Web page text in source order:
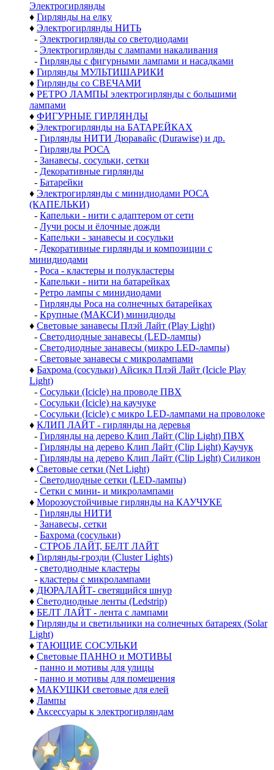
Электро­гирлянды
♦ Гирлянды на елку
♦ Электрогирлянды НИТЬ
- Электрогирлянды со светодиодами
- Электрогирлянды с лампами накаливания
- Гирлянды с фигурными лампами и насадками
♦ Гирлянды МУЛЬТИШАРИКИ
♦ Гирлянды со СВЕЧАМИ
♦ РЕТРО ЛАМПЫ электрогирлянды с большими
лампами
♦ ФИГУРНЫЕ ГИРЛЯНДЫ
♦ Электрогирлянды на БАТАРЕЙКАХ
- Гирлянды НИТИ Дюравайс (Durawise) и др.
- Гирлянды РОСА
- Занавесы, сосульки, сетки
- Декоративные гирлянды
- Батарейки
♦ Электрогирлянды с минидиодами РОСА
(КАПЕЛЬКИ)
- Капельки - нити с адаптером от сети
- Лучи росы и ёлочные дожди
- Капельки - занавесы и сосульки
- Декоративные гирлянды и композиции с
минидиодами
- Роса - кластеры и полукластеры
- Капельки - нити на батарейках
- Ретро лампы с минидиодами
- Гирлянды Роса на солнечных батарейках
- Крупные (МАКСИ) минидиоды
♦ Световые занавесы Плэй Лайт (Play Light)
- Светодиодные занавесы (LED-лампы)
- Светодиодные занавесы (микро LED-лампы)
- Световые занавесы с микролампами
♦ Бахрома (сосульки) Айсикл Плэй Лайт (Icicle Play
Light)
- Сосульки (Icicle) на проводе ПВХ
- Сосульки (Icicle) на каучуке
- Сосульки (Icicle) с микро LED-лампами на проволоке
♦ КЛИП ЛАЙТ - гирлянды на деревья
- Гирлянды на дерево Клип Лайт (Clip Light) ПВХ
- Гирлянды на дерево Клип Лайт (Clip Light) Каучук
- Гирлянды на дерево Клип Лайт (Clip Light) Силикон
♦ Световые сетки (Net Light)
- Светодиодные сетки (LED-лампы)
- Сетки с мини- и микролампами
♦ Морозоустойчивые гирлянды на КАУЧУКЕ
- Гирлянды НИТИ
- Занавесы, сетки
- Бахрома (сосульки)
- СТРОБ ЛАЙТ, БЕЛТ ЛАЙТ
♦ Гирлянды-грозди (Cluster Lights)
- светодиодные кластеры
- кластеры с микролампами
♦ ДЮРАЛАЙТ- светящийся шнур
♦ Светодиодные ленты (Ledstrip)
♦ БЕЛТ ЛАЙТ - лента с лампами
♦ Гирлянды и светильники на солнечных батареях (Solar
Light)
♦ ТАЮЩИЕ СОСУЛЬКИ
♦ Световые ПАННО и МОТИВЫ
- панно и мотивы для улицы
- панно и мотивы для помещения
♦ МАКУШКИ световые для елей
♦ Лампы
♦ Аксессуары к электрогирляндам